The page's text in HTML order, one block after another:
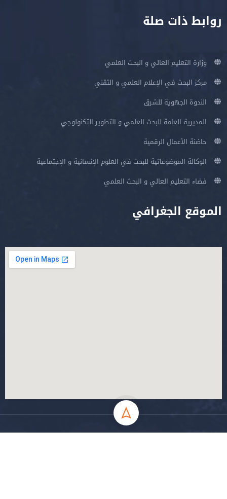
روابط ذات صلة
وزارة التعليم العالي و البحث العلمي
مركز البحث في الإعلام العلمي و التقني
الندوة الجهوية للشرق
المديرية العامة للبحث العلمي و التطوير التكنولوجي
حاضنة الأعمال الرقمية
الوكالة الموضوعاتية للبحث في العلوم الإنسانية و الإجتماعية
فضاء التعليم العالي و البحث العلمي
الموقع الجغرافي
جميع الحقوق محفوظة جامعة المسيلة - 2024